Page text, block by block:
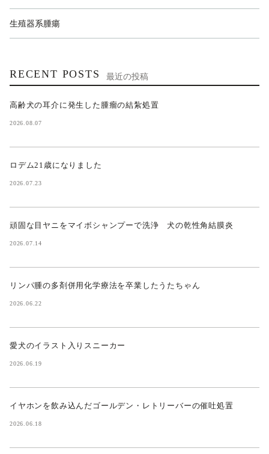
生殖器系腫瘍
RECENT POSTS 最近の投稿
高齢犬の耳介に発生した腫瘤の結紮処置
2026.08.07
ロデム21歳になりました
2026.07.23
頑固な目ヤニをマイボシャンプーで洗浄 犬の乾性角結膜炎
2026.07.14
リンパ腫の多剤併用化学療法を卒業したうたちゃん
2026.06.22
愛犬のイラスト入りスニーカー
2026.06.19
イヤホンを飲み込んだゴールデン・レトリーバーの催吐処置
2026.06.18